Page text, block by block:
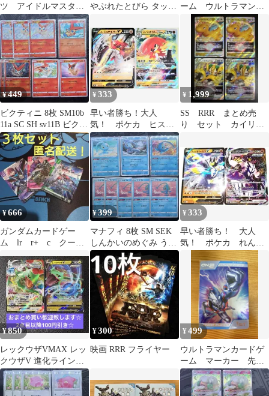
ツ アイドルマスタ
ー シャイニーカラー
ズ WIR まとめ売り
やぶれたとびら タッグ
ーム ウルトラマンテ
ィガ RRR UD01-013 4
¥449
ビクティニ 8枚 SM10b
11a SC SH sv11B ビクト
リー
¥333
早い者勝ち！大人
気！ ポケカ ヒスイ
ジュナイパーV＋ヒス
イジュナイパーVSTAR
¥ 1,999
SS RRR まとめ売
り セット カイリュ
ラ レア Holo
¥666
ガンダムカードゲー
ム lr r+ c クーロ
ン キャリバーン ガ
ンダム フォース
¥399
マナフィ 8枚 SM SEK
しんかいのめぐみ うみ
のそうさく なみのヴェ
ール
¥333
早い者勝ち！ 大人
気！ ポケカ れんげ
きウーラオスV＋れん
げきウーラオスVMAX
¥850
レックウザVMAX レッ
クウザV 進化ライン 2
枚 ポケモンカードゲ
ーム
¥300
映画 RRR フライヤー
¥499
ウルトラマンカードゲ
ーム マーカー 先手
後手 ウルトラマンブ
レーザー 美品